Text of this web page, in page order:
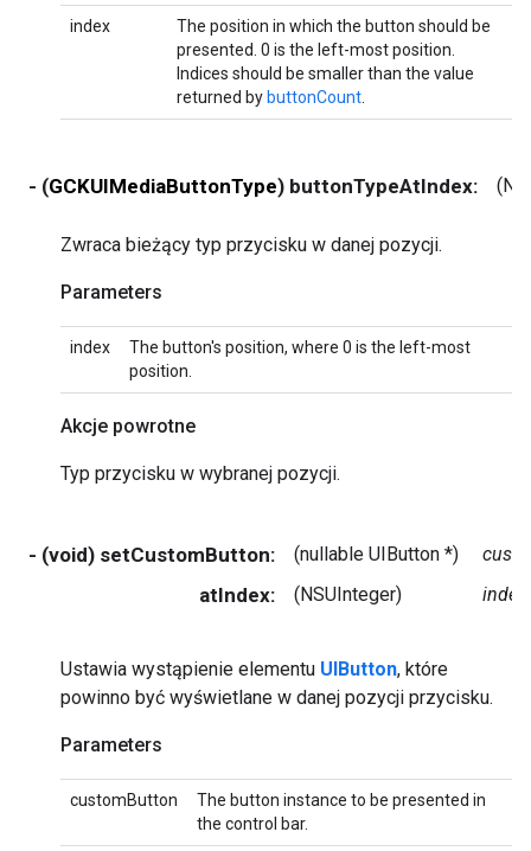
index
The position in which the button should be
presented. 0 is the left-most position.
Indices should be smaller than the value
returned bybuttonCount
- (GCKUIMediaButtonType) buttonTypeAtIndex:
Zwraca bieżący typ przycisku w danej pozycji.
Parameters
index
The button's position, where 0 is the left-most
position.
Akcje powrotne
Typ przycisku w wybranej pozycji.
- (void) setCustomButton: (nullable UIButton *)
atIndex: (NSUInteger) index
Ustawia wystąpienie elementu UIButton, które
powinno być wyświetlane w danej pozycji przycisku.
Parameters
customButton
The button instance to be presented in
the control bar.